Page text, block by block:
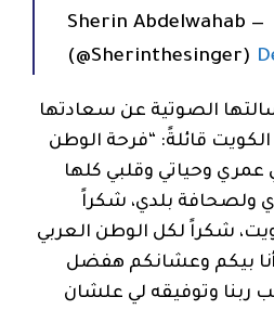
— Sherin Abdelwahab
(@Sherinthesinger)
الصوتية عن سعادتها
الكويت قائلةً: “فرحة الوطن
عمري وحياتي وقلبي كلها
ولصحافة بلدي، شكراً
شكراً لكل الوطن العربي
أنا بيكم وعشانكم هفضل
ربنا وتوفيقه لي علشان